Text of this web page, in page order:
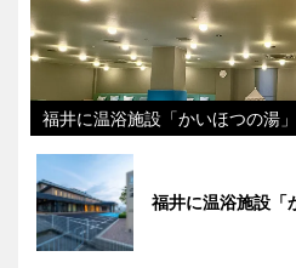
福井に温浴施設「かいほつの湯
福井に温浴施設「